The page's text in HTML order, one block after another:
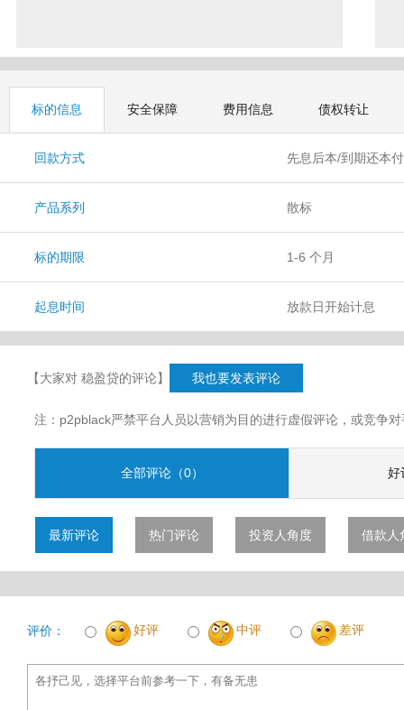
标的信息 安全保障 费用信息 债权转让
回款方式 先息后本/到期还本
产品系列 散标
标的期限 1-6 个月
起息时间 放款日开始计息
【大家对 稳盈贷的评论】 我也要发表评论
注：p2pblack严禁平台人员以营销为目的进行虚假评论，或竞争
全部评论（0） 好
最新评论 热门评论 投资人角度 借款人
评价： 好评 中评 差评